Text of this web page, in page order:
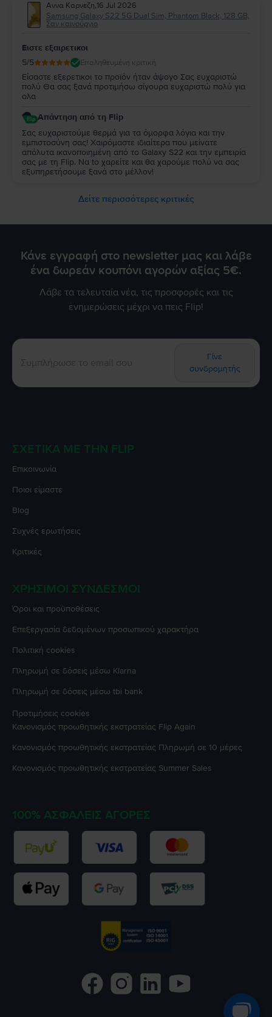
Αννα Καρνεζη,16 Jul 2026
Samsung Galaxy S22 5G Dual Sim, Phantom Black, 128 GB,
Σαν καινούργιο
Ειστε εξαιρετικοι
5/5 Επαληθευμένη κριτική
Είσαστε εξερετικοι το προϊόν ήταν άψογο Σας ευχαριστώ
πολύ Θα σας ξανά προτιμήσω σίγουρα ευχαριστώ πολύ για
ολα
Απάντηση από τη Flip
Σας ευχαριστούμε θερμά για τα όμορφα λόγια και την
εμπιστοσύνη σας! Χαιρόμαστε ιδιαίτερα που μείνατε
απόλυτα ικανοποιημένη από τo Galaxy S22 και την εμπειρία
σας με τη Flip. Να to χαρείτε και θα χαρούμε πολύ να σας
εξυπηρετήσουμε ξανά στο μέλλον!
Δείτε περισσότερες κριτικές
Κάνε εγγραφή στο newsletter μας και λάβε
ένα δωρεάν κουπόνι αγορών αξίας 5€.
Λάβε τα τελευταία νέα, τις προσφορές και τις
ενημερώσεις μέχρι να πεις Flip!
Γίνε
συνδρομητής
ΣΧΕΤΙΚΆ ΜΕ ΤΗΝ FLIP
Επικοινωνία
Ποιοι είμαστε
Blog
Συχνές ερωτήσεις
Κριτικές
ΧΡΉΣΙΜΟΙ ΣΎΝΔΕΣΜΟΙ
Όροι και προϋποθέσεις
Επεξεργασία δεδομένων προσωπικού χαρακτήρα
Πολιτική cookies
Πληρωμή σε δόσεις μέσω Klarna
Πληρωμή σε δόσεις μέσω tbi bank
Προτιμήσεις cookies
Κανονισμός προωθητικής εκστρατείας Flip Again
Κανονισμός προωθητικής εκστρατείας Πληρωμή σε 10 μέρες
Κανονισμός προωθητικής εκστρατείας Summer Sales
100% ΑΣΦΑΛΕΊΣ ΑΓΟΡΈΣ